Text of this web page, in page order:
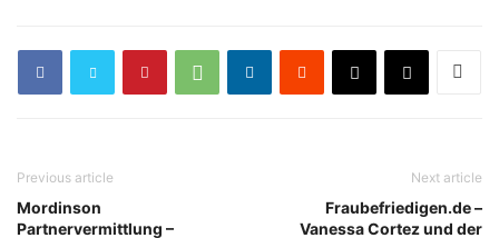
Previous article
Mordinson
Partnervermittlung –
Next article
Fraubefriedigen.de –
Vanessa Cortez und der